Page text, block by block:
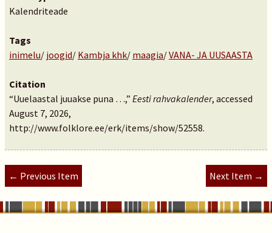
Kalendriteade
Tags
inimelu/ joogid/ Kambja khk/ maagia/VANA- JA UUSAASTA
Citation
“Uuelaastal juuakse puna …,” Eesti rahvakalender, accessed
August 7, 2026,
http://www.folklore.ee/erk/items/show/52558.
← Previous Item Next Item →